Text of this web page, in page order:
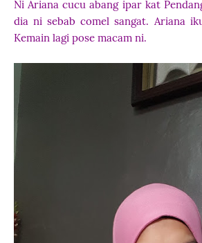
Ni Ariana cucu abang ipar kat
dia ni sebab comel sangat. Ariana
Kemain lagi pose macam ni.